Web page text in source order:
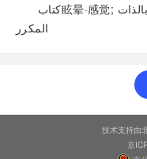
كتاب眩晕·感觉; تفرق; وطن; سفر; ذاكرة; تشبث بالذات
المكرر
技术支持由
京